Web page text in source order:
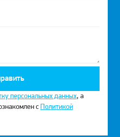
персональных данных, а
с Политикой